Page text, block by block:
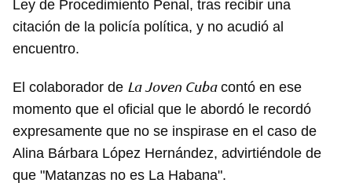
Ley de Procedimiento Penal, tras recibir una
citación de la policía política, y no acudió al
encuentro.
El colaborador de La Joven Cubacontó en ese
momento que el oficial que le abordó le recordó
expresamente que no se inspirase en el caso de
Alina Bárbara López Hernández, advirtiéndole de
que "Matanzas no es La Habana".